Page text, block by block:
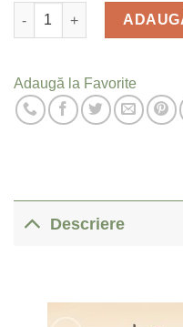
Cantitate
Adaugă la Favorite
Descriere